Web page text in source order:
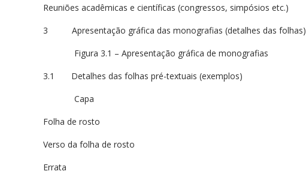
Reuniões acadêmicas e científicas (congressos, simpósios etc.)
3 Apresentação gráfica das monografias (detalhes das folhas)
Figura 3.1 – Apresentação gráfica de monografias
3.1 Detalhes das folhas pré-textuais (exemplos)
Capa
Folha de rosto
Verso da folha de rosto
Errata